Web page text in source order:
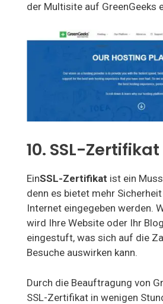
der Multisite auf GreenGeeks
10. SSL-Zertifikat
EinSSL-Zertifikat ist ein
denn es bietet mehr
Internet eingegeben werden.
wird Ihre Website oder Ihr
eingestuft, was sich auf die
Besuche auswirken kann.
Durch die Beauftragung von
SSL-Zertifikat in wenigen